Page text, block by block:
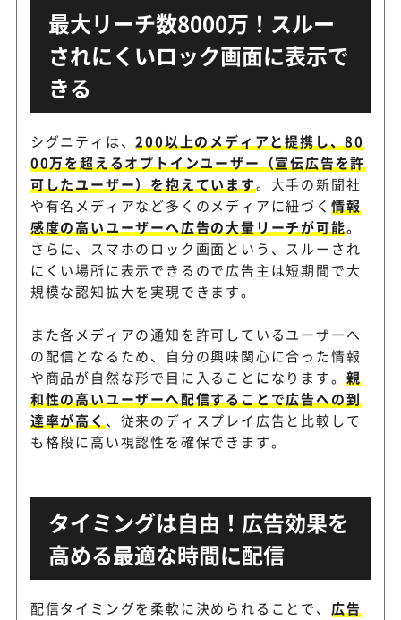
最大リーチ数8000万！スルー
されにくいロック画面に表示で
きる
シグニティは、200以上のメディアと提携し、80
00万を超えるオプトインユーザー（宣伝広告を許
可したユーザー）を抱えています。大手の新聞社
や有名メディアなど多くのメディアに紐づく 情報
感度の高いユーザーへ広告の大量リーチが可能。
さらに、スマホのロック画面という、スルーされ
にくい場所に表示できるので広告主は短期間で大
規模な認知拡大を実現できます。
また各メディアの通知を許可しているユーザーへ
の配信となるため、自分の興味関心に合った情報
や商品が自然な形で目に入ることになります。 親
和性の高いユーザーへ配信することで広告への到
達率が高く 、従来のディスプレイ広告と比較して
も格段に高い視認性を確保できます。
タイミングは自由！広告効果を
高める最適な時間に配信
配信タイミングを柔軟に決められることで、 広告